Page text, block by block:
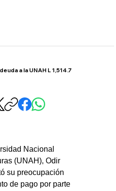
a la UNAH L 1,514.7
Nacional
(UNAH), Odir
su preocupación
de pago por parte